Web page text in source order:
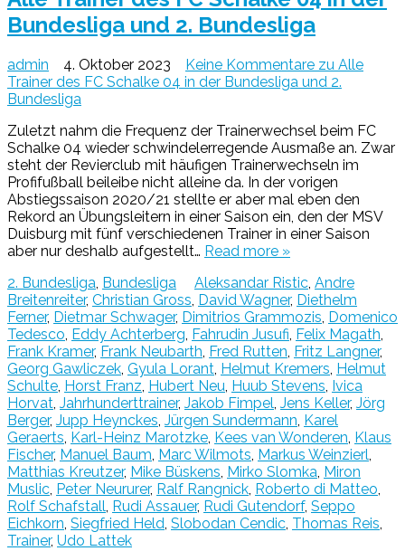
Bundesliga und 2. Bundesliga
admin 4. Oktober 2023 Keine Kommentare zu Alle
Trainer des FC Schalke 04 in der Bundesliga und 2.
Bundesliga
Zuletzt nahm die Frequenz der Trainerwechsel beim FC
Schalke 04 wieder schwindelerregende Ausmaße an. Zwar
steht der Revierclub mit häufigen Trainerwechseln im
Profifußball beileibe nicht alleine da. In der vorigen
Abstiegssaison 2020/21 stellte er aber mal eben den
Rekord an Übungsleitern in einer Saison ein, den der MSV
Duisburg mit fünf verschiedenen Trainer in einer Saison
aber nur deshalb aufgestellt… Read more »
2. Bundesliga, Bundesliga Aleksandar Ristic, Andre
Breitenreiter, Christian Gross, David Wagner, Diethelm
Ferner, Dietmar Schwager, Dimitrios Grammozis, Domenico
Tedesco, Eddy Achterberg, Fahrudin Jusufi, Felix Magath,
Frank Kramer, Frank Neubarth, Fred Rutten, Fritz Langner,
Georg Gawliczek, Gyula Lorant, Helmut Kremers, Helmut
Schulte, Horst Franz, Hubert Neu, Huub Stevens, Ivica
Horvat, Jahrhunderttrainer, Jakob Fimpel, Jens Keller, Jörg
Berger, Jupp Heynckes, Jürgen Sundermann, Karel
Geraerts, Karl-Heinz Marotzke, Kees van Wonderen, Klaus
Fischer, Manuel Baum, Marc Wilmots, Markus Weinzierl,
Matthias Kreutzer, Mike Büskens, Mirko Slomka, Miron
Muslic, Peter Neururer, Ralf Rangnick, Roberto di Matteo,
Rolf Schafstall, Rudi Assauer, Rudi Gutendorf, Seppo
Eichkorn, Siegfried Held, Slobodan Cendic, Thomas Reis,
Trainer, Udo Lattek